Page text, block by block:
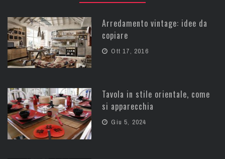
Arredamento vintage: idee da
copiare
Ott 17, 2016
Tavola in stile orientale, come
si apparecchia
Giu 5, 2024